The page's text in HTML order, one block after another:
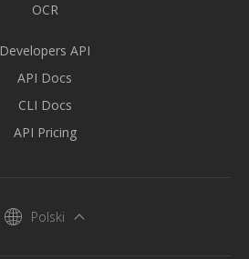
OCR
Developers API
API Docs
CLI Docs
API Pricing
Polski